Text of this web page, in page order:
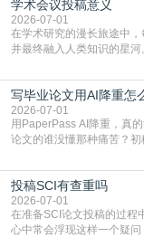
文，使其在语言和学术表达
习的技能。本篇AEIC学术
学术会议投稿意义
2026-07-01
在学术研究的漫长旅途中，
并最终融入人类知识的星河
广阔学术天地的大门，连
就为大家介绍“学术会议投
常具有周期短、时效性强的
写毕业论文用AI降重怎
2026-07-01
用PaperPass AI降重，真
论文的谁没懂那种痛苦？
到秃头。这时候靠谱的AI
三天都做不完的事。不是所
真的可以试试：初稿写完重
投稿SCI有查重吗
2026-07-01
在准备SCI论文投稿的过程
心中常会浮现这样一个疑